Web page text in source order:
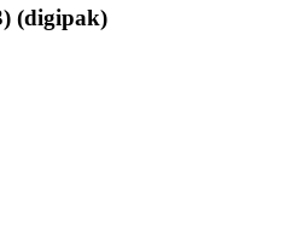
(digipak)